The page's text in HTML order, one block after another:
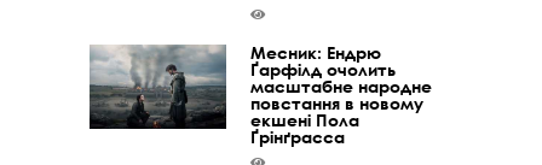
Месник: Ендрю
Ґарфілд очолить
масштабне народне
повстання в новому
екшені Пола
Ґрінґрасса